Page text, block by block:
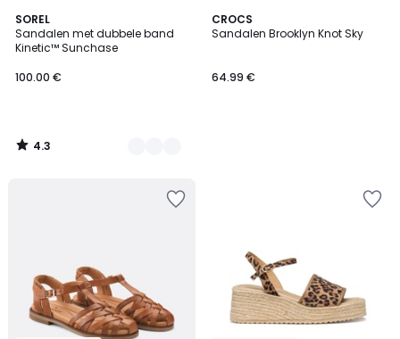
SOREL
Sandalen met dubbele band
Kinetic™ Sunchase
100.00 €
4.3
/ 5
3
Kleuren
4.3
/
CROCS
Sandalen Brooklyn Knot Sky
64.99 €